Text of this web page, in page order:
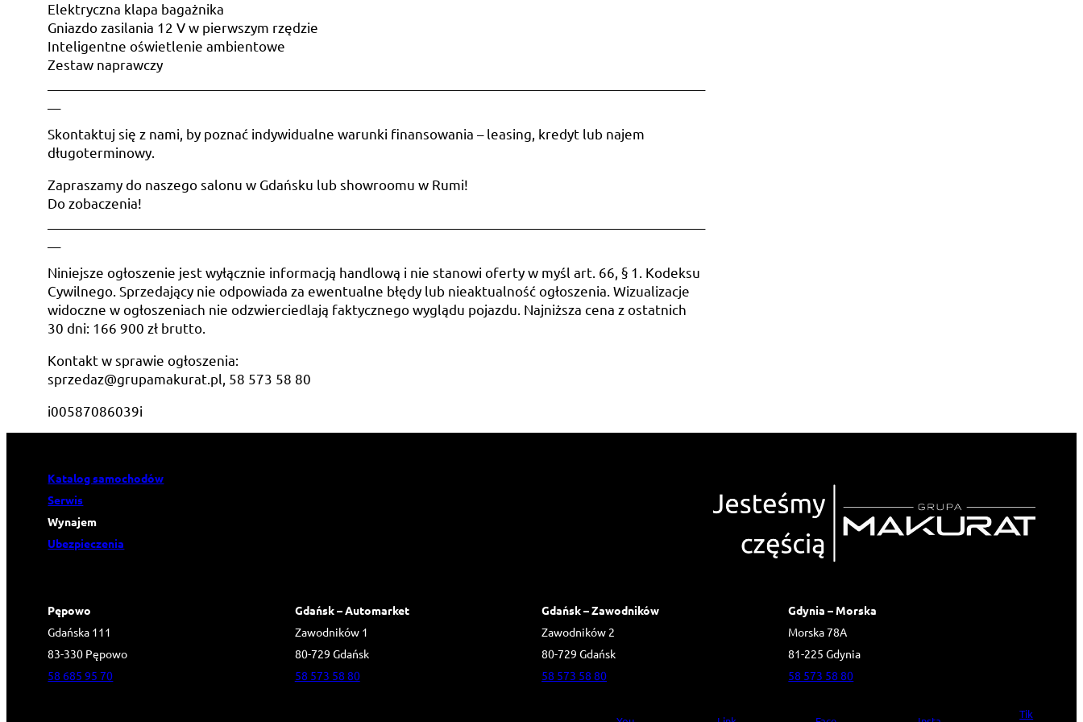
Elektryczna klapa bagażnika
Gniazdo zasilania 12 V w pierwszym rzędzie
Inteligentne oświetlenie ambientowe
Zestaw naprawczy
Skontaktuj się z nami, by poznać indywidualne warunki finansowania – leasing, kredyt lub najem
długoterminowy.
Zapraszamy do naszego salonu w Gdańsku lub showroomu w Rumi!
Do zobaczenia!
Niniejsze ogłoszenie jest wyłącznie informacją handlową i nie stanowi oferty w myśl art. 66, § 1. Kodeksu
Cywilnego. Sprzedający nie odpowiada za ewentualne błędy lub nieaktualność ogłoszenia. Wizualizacje
widoczne w ogłoszeniach nie odzwierciedlają faktycznego wyglądu pojazdu. Najniższa cena z ostatnich
30 dni: 166 900 zł brutto.
Kontakt w sprawie ogłoszenia:
sprzedaz@grupamakurat.pl, 58 573 58 80
i00587086039i
Katalog samochodów
Serwis
Wynajem
Ubezpieczenia
Pępowo
Gdańska 111
83-330 Pępowo
58 685 95 70
Gdańsk – Automarket
Zawodników 1
80-729 Gdańsk
58 573 58 80
Gdańsk – Zawodników
Zawodników 2
80-729 Gdańsk
58 573 58 80
Gdynia – Morska
Morska 78A
81-225 Gdynia
58 573 58 80
Tik